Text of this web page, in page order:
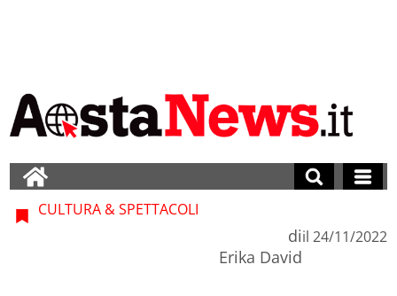
CULTURA & SPETTACOLI
di
Erika David
il 24/11/2022